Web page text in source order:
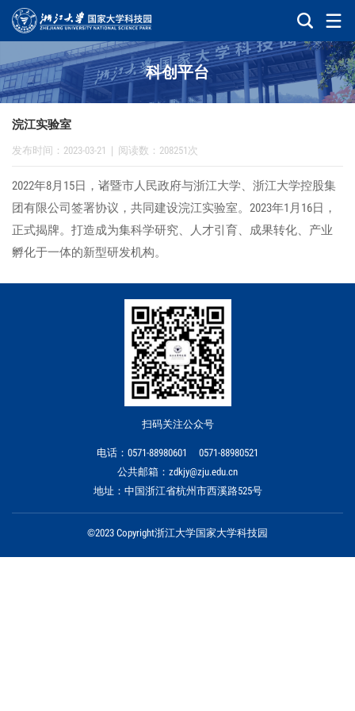
科创平台
浣江实验室
发布时间：2023-03-21 阅读数：208251次
2022年8月15日，诸暨市人民政府与浙江大学、浙江大学控股集
团有限公司签署协议，共同建设浣江实验室。2023年1月16日，
正式揭牌。打造成为集科学研究、人才引育、成果转化、产业
孵化于一体的新型研发机构。
扫码关注公众号
电话：0571-88980601 0571-88980521
公共邮箱：zdkjy@zju.edu.cn
地址：中国浙江省杭州市西溪路525号
©2023 Copyright浙江大学国家大学科技园